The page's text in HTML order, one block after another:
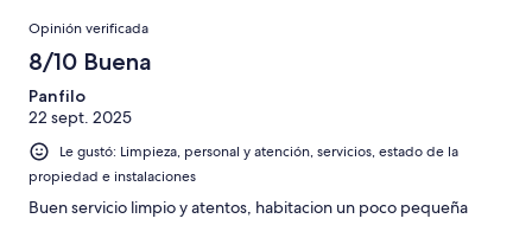
161
opiniones
Opiniones
Opinión verificada
8/10 Buena
Panfilo
22 sept. 2025
Le gustó: Limpieza, personal y atención, servicios, estado de la
propiedad e instalaciones
Buen servicio limpio y atentos, habitacion un poco pequeña